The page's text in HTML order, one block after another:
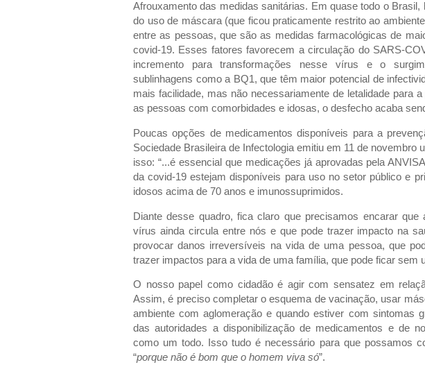
Afrouxamento das medidas sanitárias. Em quase todo o
do uso de máscara (que ficou praticamente restrito ao
entre as pessoas, que são as medidas farmacológicas de
covid-19. Esses fatores favorecem a circulação do SARS-
incremento para transformações nesse vírus e o
sublinhagens como a BQ1, que têm maior potencial de
mais facilidade, mas não necessariamente de letalidade para
as pessoas com comorbidades e idosas, o desfecho acaba
Poucas opções de medicamentos disponíveis para a
Sociedade Brasileira de Infectologia emitiu em 11 de novembro
isso: “...é essencial que medicações já aprovadas pela
da covid-19 estejam disponíveis para uso no setor público e
idosos acima de 70 anos e imunossuprimidos.
Diante desse quadro, fica claro que precisamos encarar que
vírus ainda circula entre nós e que pode trazer impacto na
provocar danos irreversíveis na vida de uma pessoa, que
trazer impactos para a vida de uma família, que pode ficar sem
O nosso papel como cidadão é agir com sensatez em
Assim, é preciso completar o esquema de vacinação, usar
ambiente com aglomeração e quando estiver com sintomas
das autoridades a disponibilização de medicamentos e de
como um todo. Isso tudo é necessário para que possamos
“porque não é bom que o homem viva só”.